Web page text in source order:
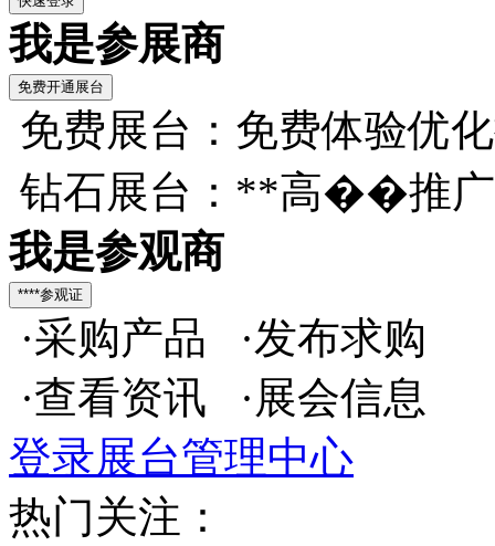
我是参展商
免费展台：免费体验优
钻石展台：**高��推广
我是参观商
·采购产品 ·发布求购
·查看资讯 ·展会信息
登录展台管理中心
热门关注：